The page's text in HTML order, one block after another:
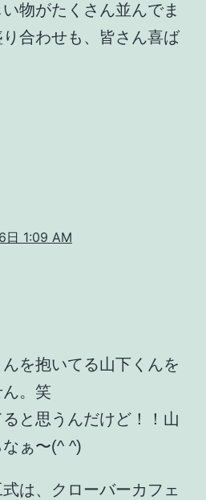
物がたくさん並んでま
合わせも、皆さん喜ば
日 1:09 AM
を抱いてる山下くんを
。笑
と思うんだけど！！山
ぁ〜(^ ^)
は、クローバーカフェ